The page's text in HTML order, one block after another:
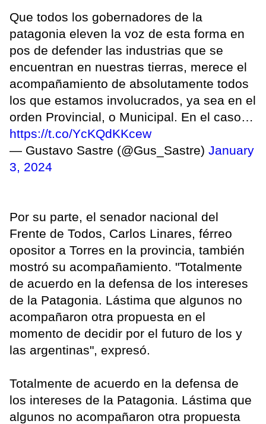
Que todos los gobernadores de la
patagonia eleven la voz de esta forma en
pos de defender las industrias que se
encuentran en nuestras tierras, merece el
acompañamiento de absolutamente todos
los que estamos involucrados, ya sea en el
orden Provincial, o Municipal. En el caso…
https://t.co/YcKQdKKcew
— Gustavo Sastre (@Gus_Sastre) January
3, 2024
Por su parte, el senador nacional del
Frente de Todos, Carlos Linares, férreo
opositor a Torres en la provincia, también
mostró su acompañamiento. "Totalmente
de acuerdo en la defensa de los intereses
de la Patagonia. Lástima que algunos no
acompañaron otra propuesta en el
momento de decidir por el futuro de los y
las argentinas", expresó.
Totalmente de acuerdo en la defensa de
los intereses de la Patagonia. Lástima que
algunos no acompañaron otra propuesta